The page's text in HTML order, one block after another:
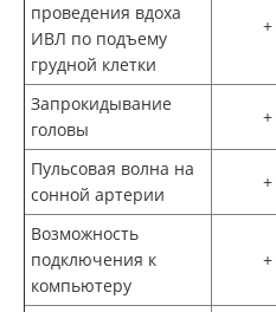
проведения вдоха
ИВЛ по подъему
грудной клетки
+
Запрокидывание
головы
+
Пульсовая волна на
сонной артерии
+
Возможность
подключения к
компьютеру
+